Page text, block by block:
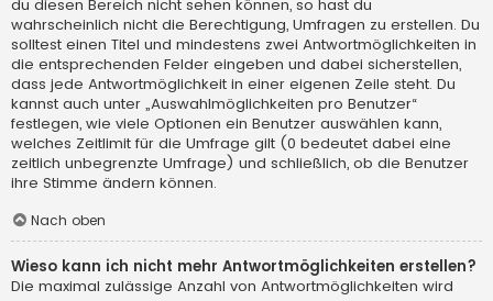
du diesen Bereich nicht sehen können, so hast du
wahrscheinlich nicht die Berechtigung, Umfragen zu erstellen. Du
solltest einen Titel und mindestens zwei Antwortmöglichkeiten in
die entsprechenden Felder eingeben und dabei sicherstellen,
dass jede Antwortmöglichkeit in einer eigenen Zeile steht. Du
kannst auch unter „Auswahlmöglichkeiten pro Benutzer“
festlegen, wie viele Optionen ein Benutzer auswählen kann,
welches Zeitlimit für die Umfrage gilt (0 bedeutet dabei eine
zeitlich unbegrenzte Umfrage) und schließlich, ob die Benutzer
ihre Stimme ändern können.
Nach oben
Wieso kann ich nicht mehr Antwortmöglichkeiten erstellen?
Die maximal zulässige Anzahl von Antwortmöglichkeiten wird